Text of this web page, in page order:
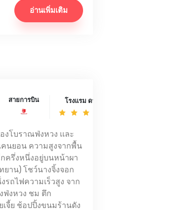
อ่านเพิ่มเติม
สายการบิน โรงแรม ดาว
งโบราณฟ่งหวง เเละ
นยอน ความสูงจากพื้น
ครึ่งหนึ่งอยู่บนหน้าผา
ยาน) โชว์นางจิ้งจอก
ถไฟความเร็วสูง จาก
ฟ่งหวง ชม ตึก